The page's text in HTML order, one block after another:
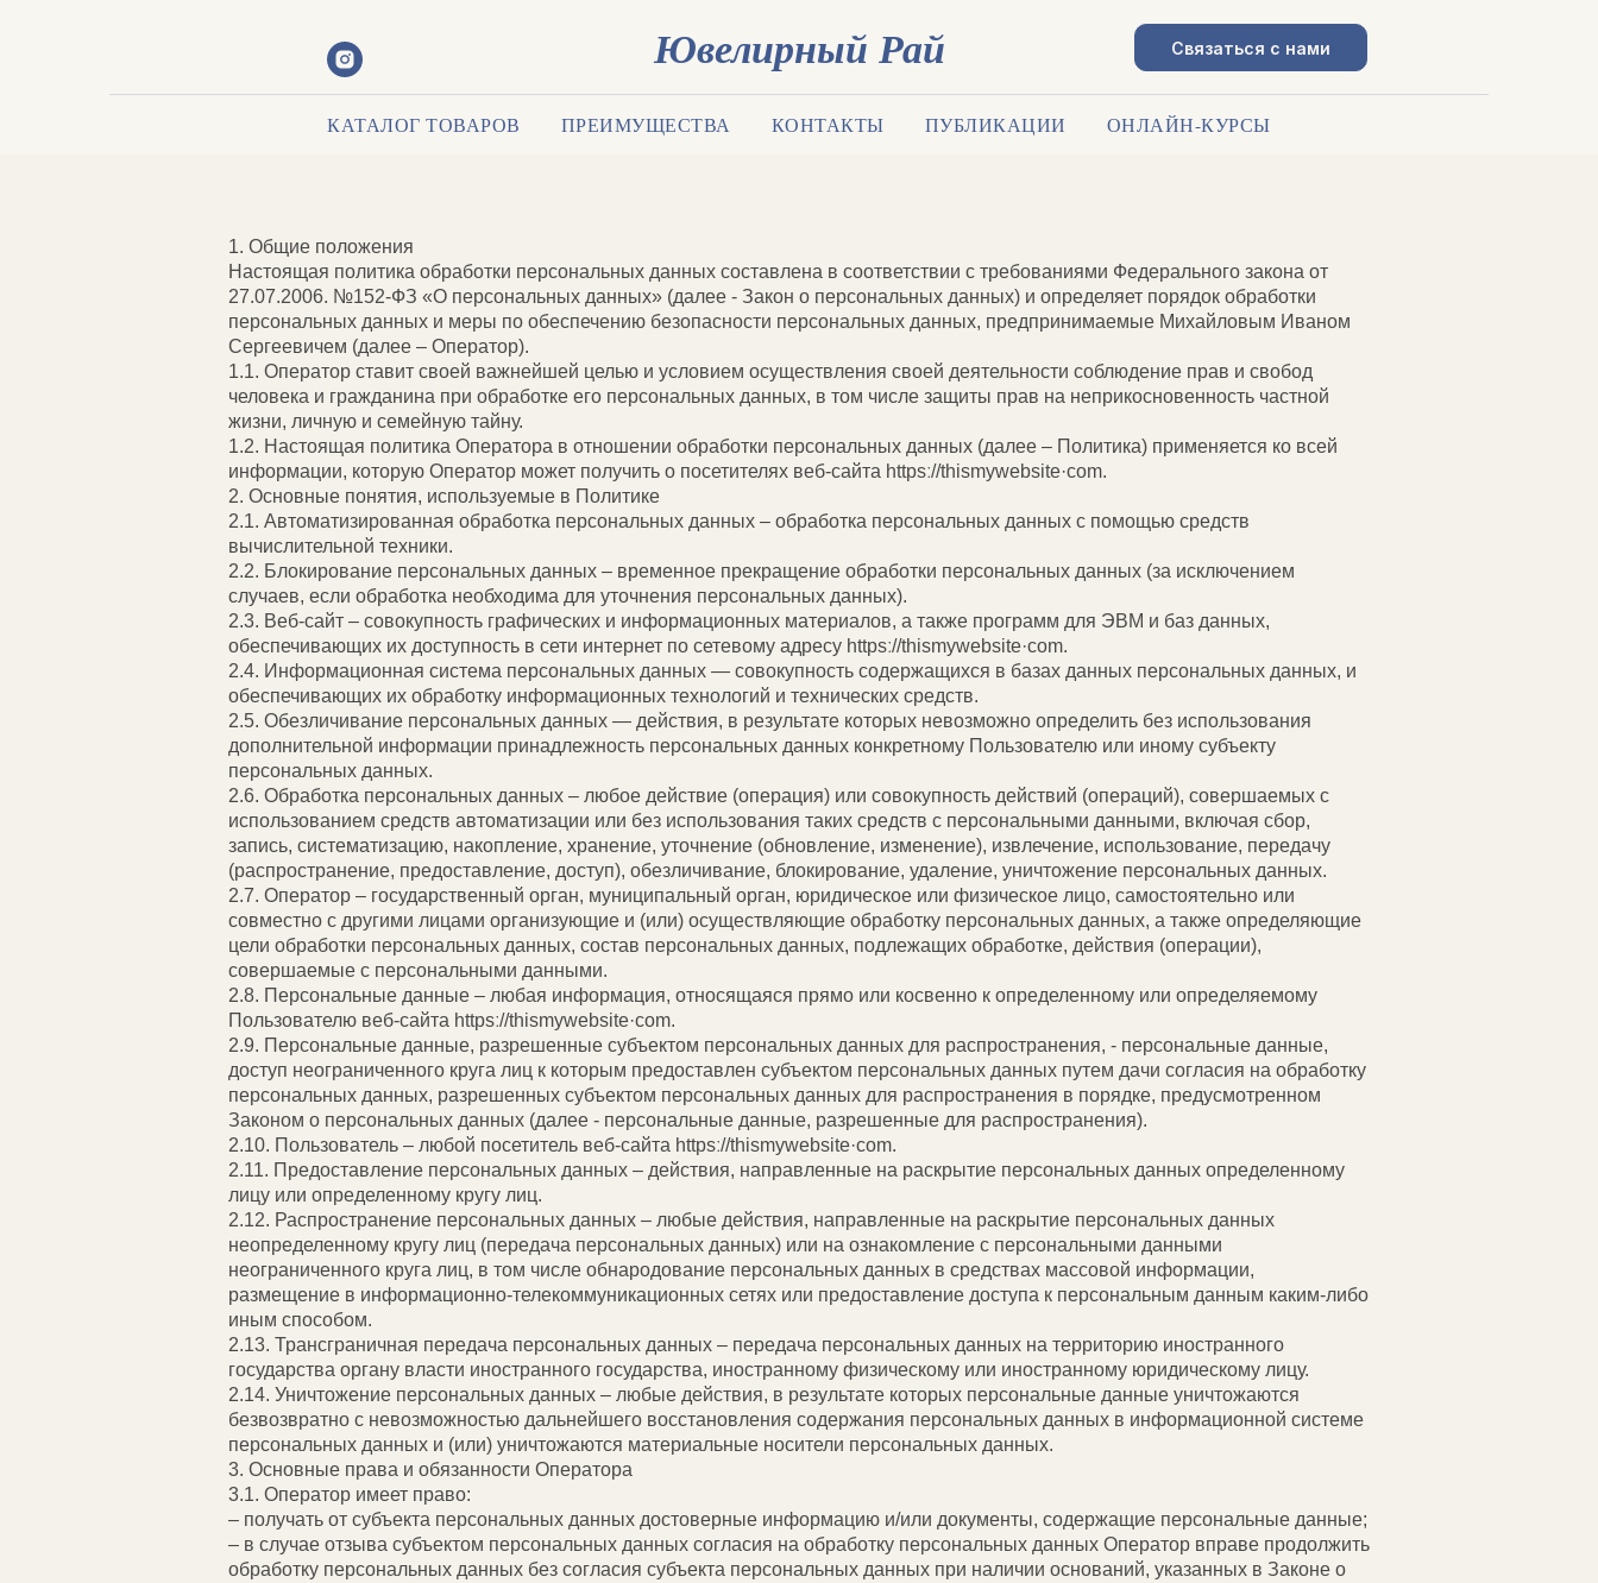
Ювелирный Рай Связаться с нами
КАТАЛОГ ТОВАРОВ ПРЕИМУЩЕСТВА КОНТАКТЫ ПУБЛИКАЦИИ ОНЛАЙН-КУРСЫ
ПОЛИТИКА В ОТНОШЕНИИ ОБРАБОТКИ ПЕРСОНАЛЬНЫХ ДАННЫХ
1. Общие положения
Настоящая политика обработки персональных данных составлена в соответствии с требованиями Федерального закона от
27.07.2006. №152-ФЗ «О персональных данных» (далее - Закон о персональных данных) и определяет порядок обработки
персональных данных и меры по обеспечению безопасности персональных данных, предпринимаемые Михайловым Иваном
Сергеевичем (далее – Оператор).
1.1. Оператор ставит своей важнейшей целью и условием осуществления своей деятельности соблюдение прав и свобод
человека и гражданина при обработке его персональных данных, в том числе защиты прав на неприкосновенность частной
жизни, личную и семейную тайну.
1.2. Настоящая политика Оператора в отношении обработки персональных данных (далее – Политика) применяется ко всей
информации, которую Оператор может получить о посетителях веб-сайта httpsː//thismywebsite·com.
2. Основные понятия, используемые в Политике
2.1. Автоматизированная обработка персональных данных – обработка персональных данных с помощью средств
вычислительной техники.
2.2. Блокирование персональных данных – временное прекращение обработки персональных данных (за исключением
случаев, если обработка необходима для уточнения персональных данных).
2.3. Веб-сайт – совокупность графических и информационных материалов, а также программ для ЭВМ и баз данных,
обеспечивающих их доступность в сети интернет по сетевому адресу httpsː//thismywebsite·com.
2.4. Информационная система персональных данных — совокупность содержащихся в базах данных персональных данных, и
обеспечивающих их обработку информационных технологий и технических средств.
2.5. Обезличивание персональных данных — действия, в результате которых невозможно определить без использования
дополнительной информации принадлежность персональных данных конкретному Пользователю или иному субъекту
персональных данных.
2.6. Обработка персональных данных – любое действие (операция) или совокупность действий (операций), совершаемых с
использованием средств автоматизации или без использования таких средств с персональными данными, включая сбор,
запись, систематизацию, накопление, хранение, уточнение (обновление, изменение), извлечение, использование, передачу
(распространение, предоставление, доступ), обезличивание, блокирование, удаление, уничтожение персональных данных.
2.7. Оператор – государственный орган, муниципальный орган, юридическое или физическое лицо, самостоятельно или
совместно с другими лицами организующие и (или) осуществляющие обработку персональных данных, а также определяющие
цели обработки персональных данных, состав персональных данных, подлежащих обработке, действия (операции),
совершаемые с персональными данными.
2.8. Персональные данные – любая информация, относящаяся прямо или косвенно к определенному или определяемому
Пользователю веб-сайта httpsː//thismywebsite·com.
2.9. Персональные данные, разрешенные субъектом персональных данных для распространения, - персональные данные,
доступ неограниченного круга лиц к которым предоставлен субъектом персональных данных путем дачи согласия на обработку
персональных данных, разрешенных субъектом персональных данных для распространения в порядке, предусмотренном
Законом о персональных данных (далее - персональные данные, разрешенные для распространения).
2.10. Пользователь – любой посетитель веб-сайта httpsː//thismywebsite·com.
2.11. Предоставление персональных данных – действия, направленные на раскрытие персональных данных определенному
лицу или определенному кругу лиц.
2.12. Распространение персональных данных – любые действия, направленные на раскрытие персональных данных
неопределенному кругу лиц (передача персональных данных) или на ознакомление с персональными данными
неограниченного круга лиц, в том числе обнародование персональных данных в средствах массовой информации,
размещение в информационно-телекоммуникационных сетях или предоставление доступа к персональным данным каким-либо
иным способом.
2.13. Трансграничная передача персональных данных – передача персональных данных на территорию иностранного
государства органу власти иностранного государства, иностранному физическому или иностранному юридическому лицу.
2.14. Уничтожение персональных данных – любые действия, в результате которых персональные данные уничтожаются
безвозвратно с невозможностью дальнейшего восстановления содержания персональных данных в информационной системе
персональных данных и (или) уничтожаются материальные носители персональных данных.
3. Основные права и обязанности Оператора
3.1. Оператор имеет право:
– получать от субъекта персональных данных достоверные информацию и/или документы, содержащие персональные данные;
– в случае отзыва субъектом персональных данных согласия на обработку персональных данных Оператор вправе продолжить
обработку персональных данных без согласия субъекта персональных данных при наличии оснований, указанных в Законе о